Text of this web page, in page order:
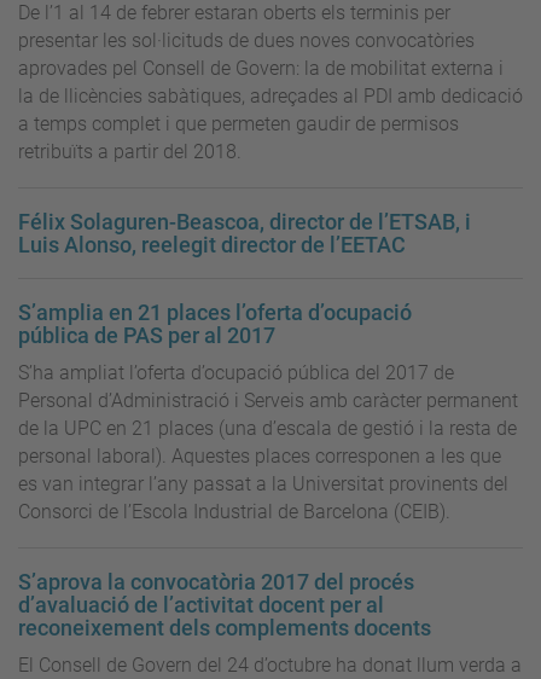
De l’1 al 14 de febrer estaran oberts els terminis per
presentar les sol·licituds de dues noves convocatòries
aprovades pel Consell de Govern: la de mobilitat externa i
la de llicències sabàtiques, adreçades al PDI amb dedicació
a temps complet i que permeten gaudir de permisos
retribuïts a partir del 2018.
Félix Solaguren-Beascoa, director de l’ETSAB, i
Luis Alonso, reelegit director de l’EETAC
S’amplia en 21 places l’oferta d’ocupació
pública de PAS per al 2017
S’ha ampliat l’oferta d’ocupació pública del 2017 de
Personal d’Administració i Serveis amb caràcter permanent
de la UPC en 21 places (una d’escala de gestió i la resta de
personal laboral). Aquestes places corresponen a les que
es van integrar l’any passat a la Universitat provinents del
Consorci de l’Escola Industrial de Barcelona (CEIB).
S’aprova la convocatòria 2017 del procés
d’avaluació de l’activitat docent per al
reconeixement dels complements docents
El Consell de Govern del 24 d’octubre ha donat llum verda a